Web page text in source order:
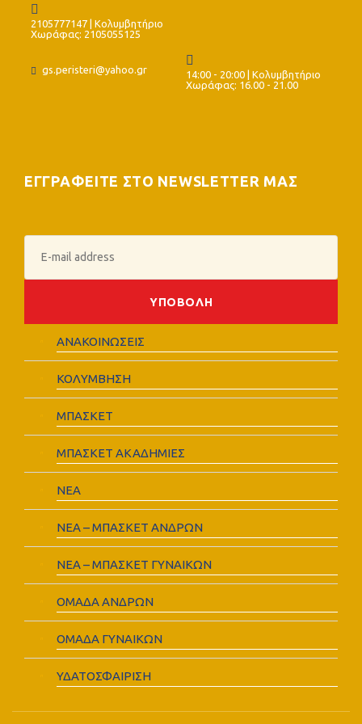
2105777147 | Κολυμβητήριο
Χωράφας: 2105055125
gs.peristeri@yahoo.gr
14:00 - 20:00 | Κολυμβητήριο
Χωράφας: 16.00 - 21.00
ΕΓΓΡΑΦΕΙΤΕ ΣΤΟ NEWSLETTER ΜΑΣ
ΑΝΑΚΟΙΝΩΣΕΙΣ
ΚΟΛΥΜΒΗΣΗ
ΜΠΑΣΚΕΤ
ΜΠΑΣΚΕΤ ΑΚΑΔΗΜΙΕΣ
ΝΕΑ
ΝΕΑ – ΜΠΑΣΚΕΤ ΑΝΔΡΩΝ
ΝΕΑ – ΜΠΑΣΚΕΤ ΓΥΝΑΙΚΩΝ
ΟΜΑΔΑ ΑΝΔΡΩΝ
ΟΜΑΔΑ ΓΥΝΑΙΚΩΝ
ΥΔΑΤΟΣΦΑΙΡΙΣΗ